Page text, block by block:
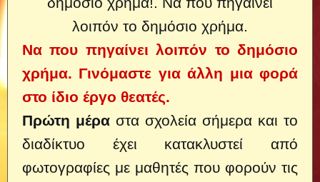
Να που πηγαίνει λοιπόν το δημόσιο
χρήμα. Γινόμαστε για άλλη μια φορά
στο ίδιο έργο θεατές.
Πρώτη μέρα στα σχολεία σήμερα και το
διαδίκτυο έχει κατακλυστεί από
φωτογραφίες με μαθητές που φορούν τις